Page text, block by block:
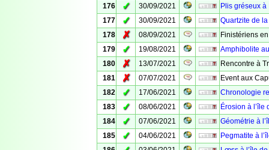
176
✓ 30/09/2021
Plis gréseux
177
✓ 30/09/2021
Quartzite de
178
✗ 08/09/2021
Finistériens
179
✓ 19/08/2021
Amphibolite
180
✗ 13/07/2021
Rencontre à
181
✗ 07/07/2021
Event aux
182
✓ 17/06/2021
Chronologie
183
✓ 08/06/2021
Érosion à l’île
184
✓ 07/06/2021
Géométrie à
185
✓ 04/06/2021
Pegmatite à